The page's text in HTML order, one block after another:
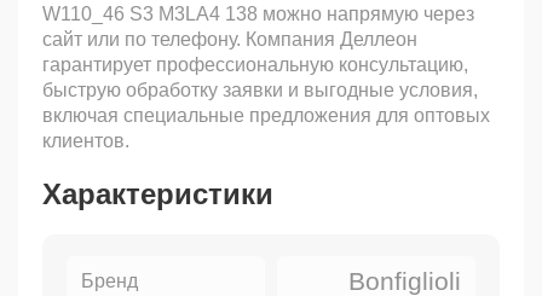
W110_46 S3 M3LA4 138 можно напрямую через
сайт или по телефону. Компания Деллеон
гарантирует профессиональную консультацию,
быструю обработку заявки и выгодные условия,
включая специальные предложения для оптовых
клиентов.
Характеристики
Бренд Bonfiglioli